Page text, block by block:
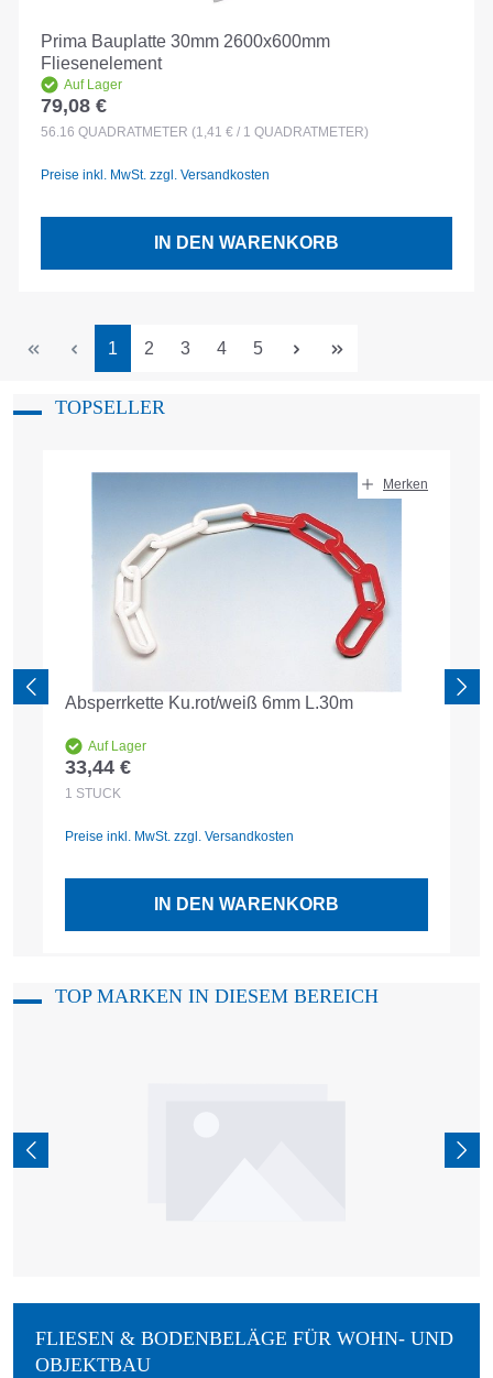
Prima Bauplatte 30mm 2600x600mm
Fliesenelement
Auf Lager
Regulärer Preis:
79,08 €
56.16 QUADRATMETER (1,41 € / 1 QUADRATMETER)
Preise inkl. MwSt. zzgl. Versandkosten
IN DEN WARENKORB
Seite
1 Seite
2 Seite
3 Seite
4 Seite
5
TOPSELLER
Merken
Absperrkette Ku.rot/weiß 6mm L.30m
Auf Lager
Regulärer Preis:
33,44 €
1 STÜCK
Preise inkl. MwSt. zzgl. Versandkosten
IN DEN WARENKORB
TOP MARKEN IN DIESEM BEREICH
FLIESEN & BODENBELÄGE FÜR WOHN- UND
OBJEKTBAU